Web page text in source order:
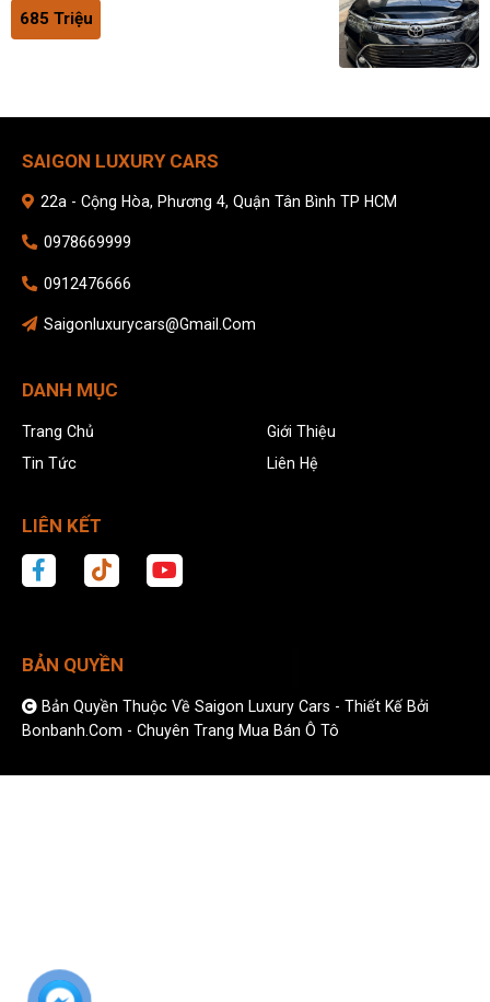
685 Triệu
SAIGON LUXURY CARS
22a - Cộng Hòa, Phương 4, Quận Tân Bình TP HCM
0978669999
0912476666
Saigonluxurycars@gmail.com
DANH MỤC
Trang Chủ
Giới Thiệu
Tin Tức
Liên Hệ
LIÊN KẾT
BẢN QUYỀN
Bản Quyền Thuộc Về Saigon Luxury Cars -Thiết Kế Bởi
Bonbanh.com - Chuyên Trang Mua Bán Ô Tô